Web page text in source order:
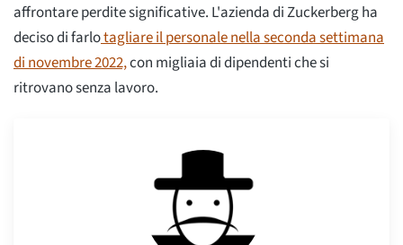
affrontare perdite significative. L'azienda di Zuckerberg ha
deciso di farlotagliare il personale nella seconda settimana
di novembre 2022,con migliaia di dipendenti che si
ritrovano senza lavoro.